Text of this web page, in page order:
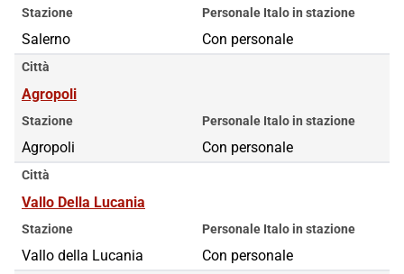
Stazione
Salerno
Personale Italo in stazione
Con personale
Città
Agropoli
Stazione
Agropoli
Personale Italo in stazione
Con personale
Città
Vallo Della Lucania
Stazione
Vallo della Lucania
Personale Italo in stazione
Con personale